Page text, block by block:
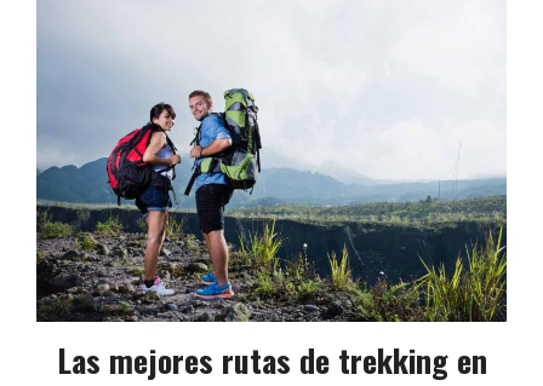
Las mejores rutas de trekking en